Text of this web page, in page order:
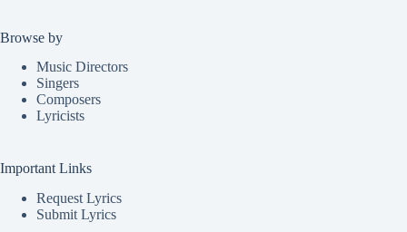
Browse by
Music Directors
Singers
Composers
Lyricists
Important Links
Request Lyrics
Submit Lyrics